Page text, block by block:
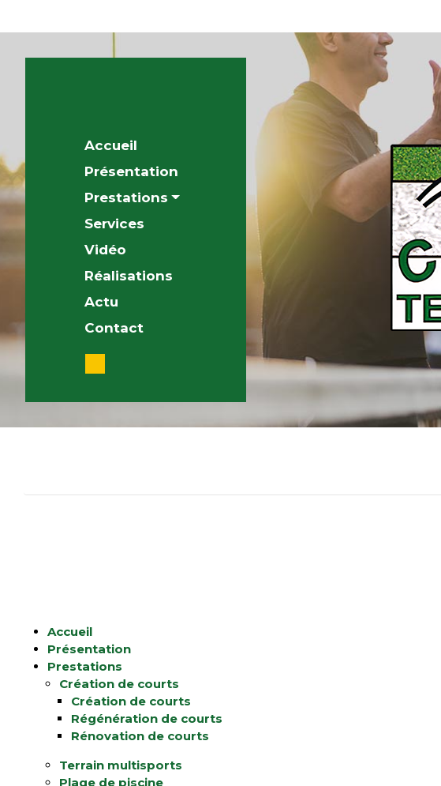
Accueil
Présentation
Prestations
Services
Vidéo
Réalisations
Actu
Contact
Accueil
Présentation
Prestations
Création de courts
Création de courts
Régénération de courts
Rénovation de courts
Terrain multisports
Plage de piscine